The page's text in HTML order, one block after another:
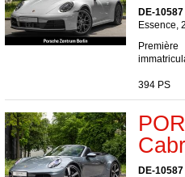
DE-
Essence,
Première
394 PS
DE-